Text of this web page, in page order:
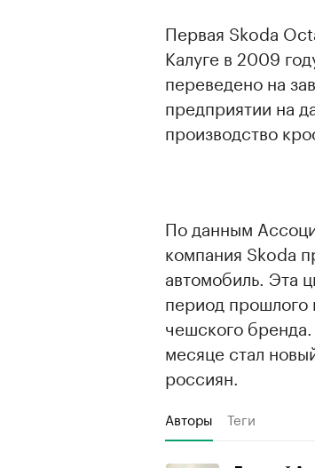
Первая Skoda
Калуге в 2009
переведено на
предприятии на
производство
По данным
компания Skoda
автомобиль. Эта
период
чешского
месяце стал
россиян.
Авторы Теги